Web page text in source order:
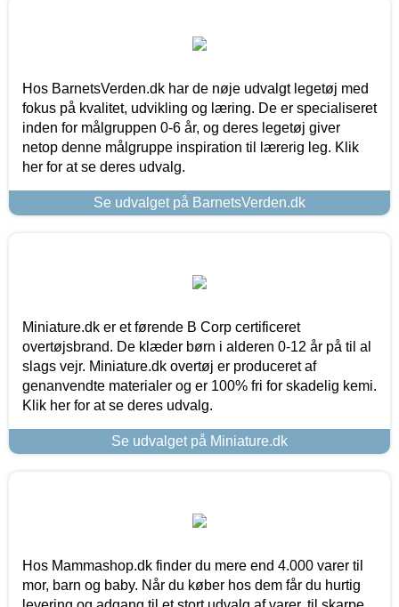
Hos BarnetsVerden.dk har de nøje udvalgt legetøj med
fokus på kvalitet, udvikling og læring. De er specialiseret
inden for målgruppen 0-6 år, og deres legetøj giver
netop denne målgruppe inspiration til lærerig leg. Klik
her for at se deres udvalg.
Se udvalget på BarnetsVerden.dk
Miniature.dk er et førende B Corp certificeret
overtøjsbrand. De klæder børn i alderen 0-12 år på til al
slags vejr. Miniature.dk overtøj er produceret af
genanvendte materialer og er 100% fri for skadelig kemi.
Klik her for at se deres udvalg.
Se udvalget på Miniature.dk
Hos Mammashop.dk finder du mere end 4.000 varer til
mor, barn og baby. Når du køber hos dem får du hurtig